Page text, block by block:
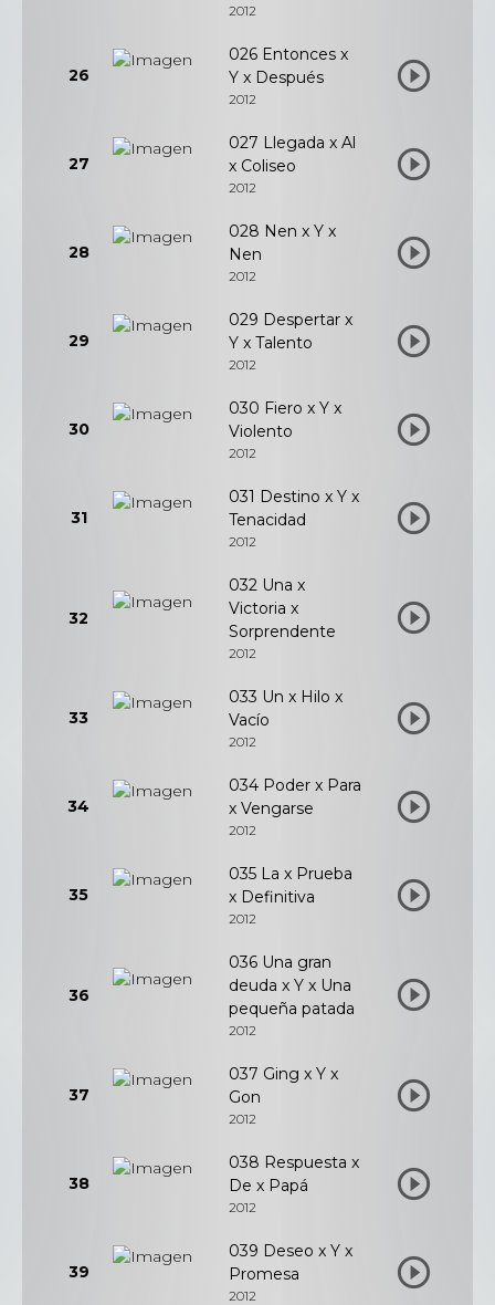
2012
26
026 Entonces x
Y x Después
2012
27
027 Llegada x Al
x Coliseo
2012
28
028 Nen x Y x
Nen
2012
29
029 Despertar x
Y x Talento
2012
30
030 Fiero x Y x
Violento
2012
31
031 Destino x Y x
Tenacidad
2012
32
032 Una x
Victoria x
Sorprendente
2012
33
033 Un x Hilo x
Vacío
2012
34
034 Poder x Para
x Vengarse
2012
35
035 La x Prueba
x Definitiva
2012
36
036 Una gran
deuda x Y x Una
pequeña patada
2012
37
037 Ging x Y x
Gon
2012
38
038 Respuesta x
De x Papá
2012
39
039 Deseo x Y x
Promesa
2012